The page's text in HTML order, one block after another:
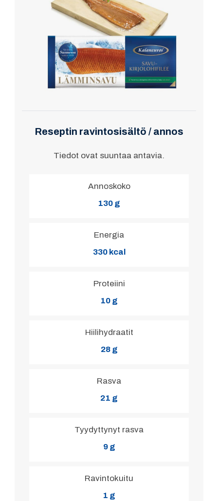
Reseptin ravintosisältö / annos
Tiedot ovat suuntaa antavia.
Annoskoko
130 g
Energia
330 kcal
Proteiini
10 g
Hiilihydraatit
28 g
Rasva
21 g
Tyydyttynyt rasva
9 g
Ravintokuitu
1 g